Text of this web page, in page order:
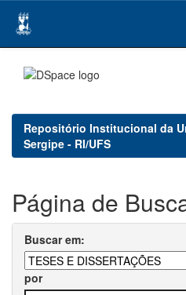
navigation
Repositório Institucional da
Sergipe - RI/UFS
Página de
Buscar em:
por